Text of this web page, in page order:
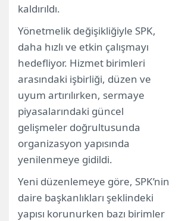
kaldırıldı.
Yönetmelik değişikliğiyle SPK,
daha hızlı ve etkin çalışmayı
hedefliyor. Hizmet birimleri
arasındaki işbirliği, düzen ve
uyum artırılırken, sermaye
piyasalarındaki güncel
gelişmeler doğrultusunda
organizasyon yapısında
yenilenmeye gidildi.
Yeni düzenlemeye göre, SPK’nin
daire başkanlıkları şeklindeki
yapısı korunurken bazı birimler